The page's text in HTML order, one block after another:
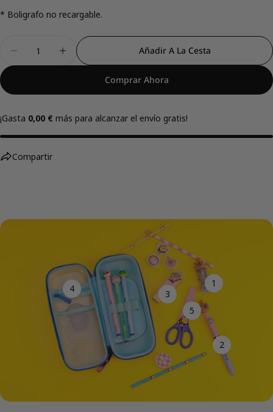
* Boligrafo no recargable.
Disminuir Cantidad Para Bolígrafo Borrable Bo-
Aumentar Cantidad Para Bolígrafo
Añadir A La Cesta
Comprar Ahora
¡Gasta 0,00 € más para alcanzar el envío gratis!
Compartir
1
2
3
4
5